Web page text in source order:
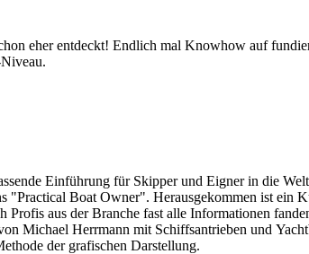
eher entdeckt! Endlich mal Knowhow auf
Einführung für Skipper und Eigner in die
"Practical Boat Owner". Herausgekommen ist ein
aus der Branche fast alle Informationen
Michael Herrmann mit Schiffsantrieben und
der grafischen Darstellung.